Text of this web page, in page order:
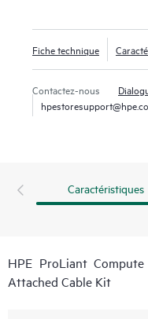
Fiche technique
Contactez-nous
Caractéristiques
HPE ProLiant
Attached Cable Kit